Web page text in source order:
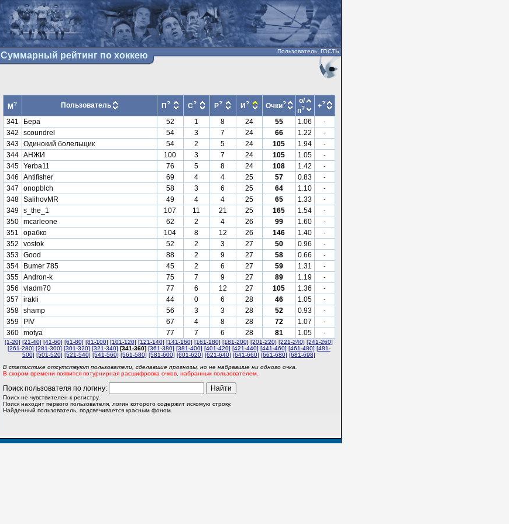
Суммарный рейтинг по хоккею Пользователь: ГОСТЬ
М? Пользователь П? С? Р? И? Очки?
о/
п? +?
341 Бера 52 1 8 24 55 1.06 -
342 scoundrel 54 3 7 24 66 1.22 -
343 Одинокий болельщик 54 2 5 24 105 1.94 -
344 АНЖИ 100 3 7 24 105 1.05 -
345 Yerba11 76 5 8 24 108 1.42 -
346 Antifisher 69 4 4 25 57 0.83 -
347 onopblch 58 3 6 25 64 1.10 -
348 SalihovMR 49 4 4 25 65 1.33 -
349 s_the_1 107 11 21 25 165 1.54 -
350 mcarleone 62 2 4 26 99 1.60 -
351 орабко 104 8 12 26 146 1.40 -
352 vostok 52 2 3 27 50 0.96 -
353 Good 88 2 9 27 58 0.66 -
354 Bumer 785 45 2 6 27 59 1.31 -
355 Andron-k 75 7 9 27 89 1.19 -
356 vladm70 77 6 12 27 105 1.36 -
357 irakli 44 0 6 28 46 1.05 -
358 shamp 56 3 3 28 52 0.93 -
359 PIV 67 4 8 28 72 1.07 -
360 motya 77 7 6 28 81 1.05
-
[1-20] [21-40] [41-60] [61-80] [81-100] [101-120] [121-140] [141-160] [161-180] [181-200] [201-220] [221-240] [241-260]
[261-280] [281-300] [301-320] [321-340] [341-360] [361-380] [381-400] [401-420] [421-440] [441-460] [461-480] [481-
500] [501-520] [521-540] [541-560] [561-580] [581-600] [601-620] [621-640] [641-660] [661-680] [681-698]
В статистике отсутствуют пользователи, сделавшие прогнозы, но не набравшие ни одного очка.
В скором времени появится потурнирная расшифровка очков, набранных пользователем.
Поиск пользователя по логину:
Поиск не чувствителен к регистру.
Поиск находит первого пользователя, логин которого содержит искомую строку.
Найденный пользователь, подсвечивается красным фоном.